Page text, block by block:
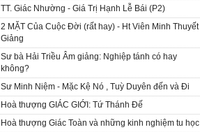
TT. Giác Nhường - Giá Trị Hạnh Lễ Bái (P2)
2 MẶT Của Cuộc Đời (rất hay) - Ht Viên Minh Thuyết
Giảng
Sư bà Hải Triều Âm giảng: Nghiệp tánh có hay
không?
Sư Minh Niệm - Mặc Kệ Nó , Tuỳ Duyên đến và Đi
Hoà thượng GIÁC GIỚI: Tứ Thánh Đế
Hoà thượng Giác Toàn và những kinh nghiệm tu học